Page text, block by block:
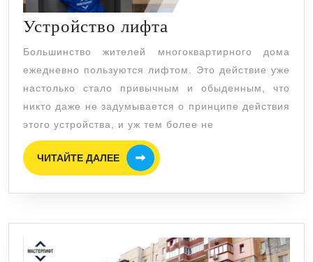
Устройство лифта
лифта
Большинство жителей многоквартирного дома
ежедневно пользуются лифтом. Это действие уже
настолько стало привычным и обыденным, что
никто даже не задумывается о принципе действия
этого устройства, и уж тем более не
ЧИТАЙТЕ ДАЛЕЕ
ЧИТАЙТЕ
ДАЛЕЕ